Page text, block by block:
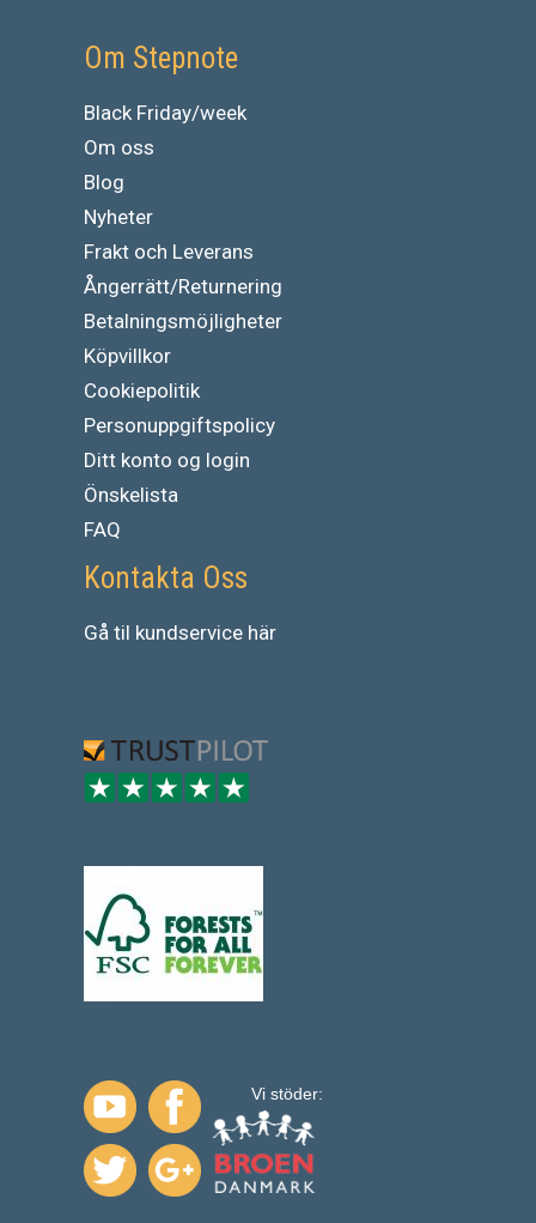
Om Stepnote
Black Friday/week
Om oss
Blog
Nyheter
Frakt och Leverans
Ångerrätt/Returnering
Betalningsmöjligheter
Köpvillkor
Cookiepolitik
Personuppgiftspolicy
Ditt konto og login
Önskelista
FAQ
Kontakta Oss
Gå til kundservice här
Vi stöder: